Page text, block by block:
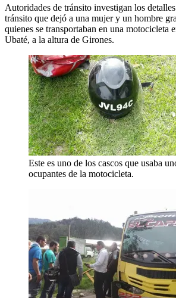
Autoridades de tránsito investigan los
tránsito que dejó a una mujer y un hombre
quienes se transportaban en una motocicleta
Ubaté, a la altura de Girones.
Este es uno de los cascos que usaba
ocupantes de la motocicleta.